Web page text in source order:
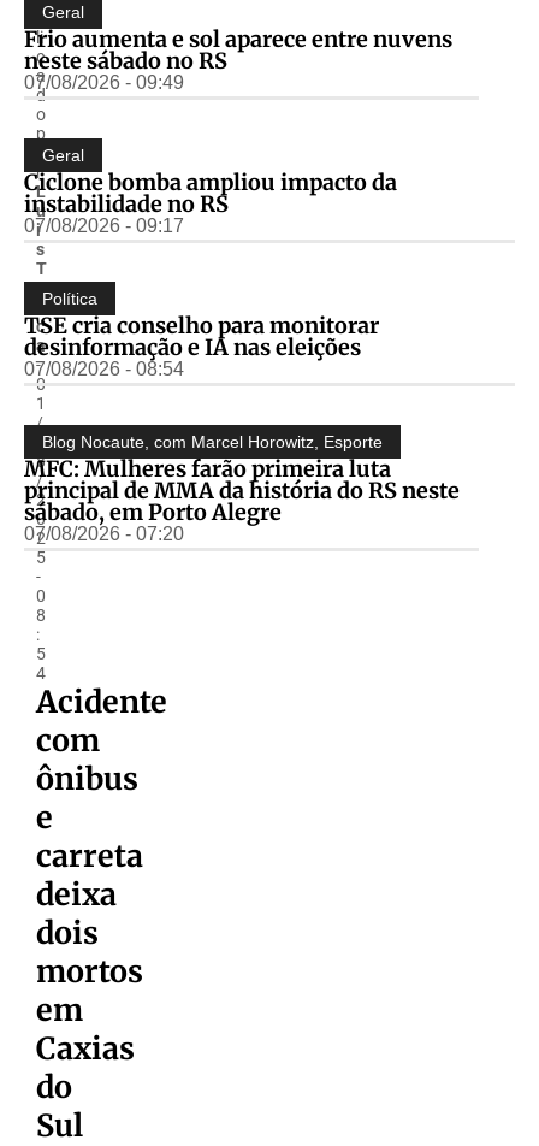
b
li
c
a
d
o
p
o
r
L
u
i
s
T
o
s
c
a
-
0
1
/
0
8
/
2
0
2
5
-
0
8
:
5
4
Acidente
com
ônibus
e
carreta
deixa
dois
mortos
em
Caxias
do
Sul
Geral
Frio aumenta e sol aparece entre nuvens
neste sábado no RS
07/08/2026 - 09:49
Geral
Ciclone bomba ampliou impacto da
instabilidade no RS
07/08/2026 - 09:17
Política
TSE cria conselho para monitorar
desinformação e IA nas eleições
07/08/2026 - 08:54
Blog Nocaute, com Marcel Horowitz Esporte
MFC: Mulheres farão primeira luta
principal de MMA da história do RS neste
sábado, em Porto Alegre
07/08/2026 - 07:20